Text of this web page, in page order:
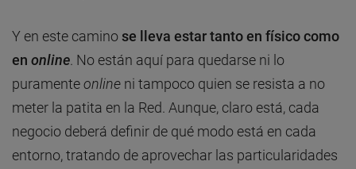
Y en este caminose lleva estar tanto en físico como
en online . No están aquí para quedarse ni lo
puramenteonline ni tampoco quien se resista a no
meter la patita en la Red. Aunque, claro está, cada
negocio deberá definir de qué modo está en cada
entorno, tratando de aprovechar las particularidades